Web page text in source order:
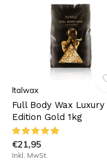
Italwax
Full Body Wax Luxury
Edition Gold 1kg
€21,95
Inkl. MwSt.